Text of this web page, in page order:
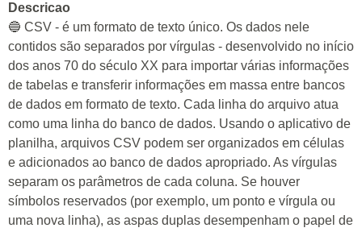
Descricao
🔵 CSV - é um formato de texto único. Os dados nele
contidos são separados por vírgulas - desenvolvido no início
dos anos 70 do século XX para importar várias informações
de tabelas e transferir informações em massa entre bancos
de dados em formato de texto. Cada linha do arquivo atua
como uma linha do banco de dados. Usando o aplicativo de
planilha, arquivos CSV podem ser organizados em células
e adicionados ao banco de dados apropriado. As vírgulas
separam os parâmetros de cada coluna. Se houver
símbolos reservados (por exemplo, um ponto e vírgula ou
uma nova linha), as aspas duplas desempenham o papel de